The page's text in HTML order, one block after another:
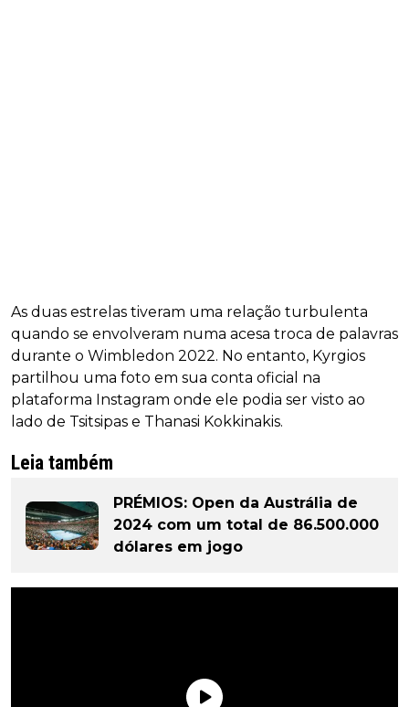
As duas estrelas tiveram uma relação turbulenta
quando se envolveram numa acesa troca de palavras
durante o Wimbledon 2022. No entanto, Kyrgios
partilhou uma foto em sua conta oficial na
plataforma Instagram onde ele podia ser visto ao
lado de Tsitsipas e Thanasi Kokkinakis.
Leia também
PRÉMIOS: Open da Austrália de
2024 com um total de 86.500.000
dólares em jogo